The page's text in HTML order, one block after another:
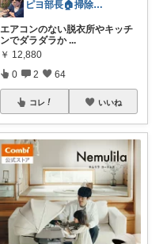
ピヨ部長🏠掃除好きパパの賢いリフォーム
エアコンのない脱衣所やキッチ
ンでダラダラか ...
￥ 12,880
0 2 64
コレ いいね